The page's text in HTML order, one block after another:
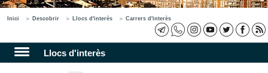
Inici Descobrir Llocs d'interès Carrers d'interès
Llocs d'interès